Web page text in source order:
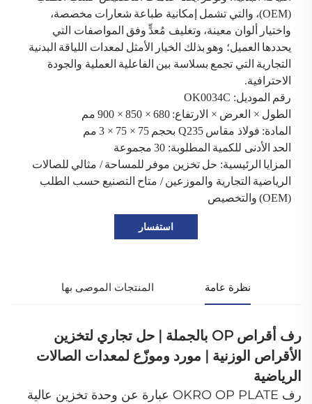
(OEM)، والتي تشمل إمكانية طباعة شعارات مخصصة،
واختيار ألوان معينة، وتغليف مُعدٍّ وفق المواصفات التي
يحددها العميل؛ وهو بذلك الخيار الأمثل لمعدات اللياقة البدنية
التجارية التي تجمع بسلاسة بين الفاعلية العملية والجودة
الاحترافية.
رقم الموديل: OK0034C
الطول × العرض × الارتفاع: 680 × 850 × 900 مم
المادة: فولاذ مقاس Q235 بحجم 75 × 75 × 3 مم
الحد الأدنى للكمية المطلوبة: 30 مجموعة
المزايا الرئيسية: حل تخزين موفر للمساحة / مثالي للصالات
الرياضية التجارية والموزعين / متاح التصنيع حسب الطلب
(OEM) والتخصيص
استفسار
نظرة عامة المنتجات الموصى بها
رف أقراص OP بالجملة | حل تجاري لتخزين
الأقراص الوزنية | مورد وموزّع لمعدات الصالات
الرياضية
رف OKRO OP PLATE عبارة عن وحدة تخزين عالية